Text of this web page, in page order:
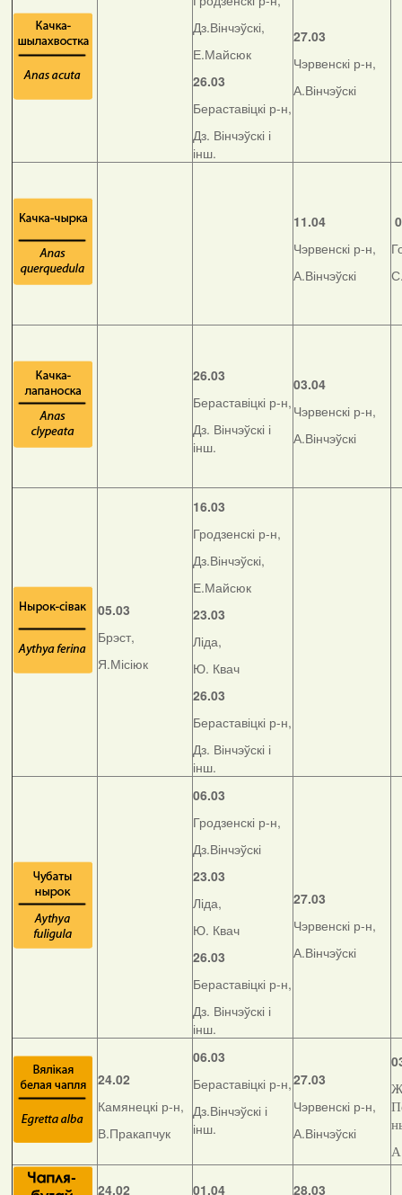
Дз.Вінчэўскі,
Е.Майсюк
26.03
Бераставіцкі р-н,
Дз. Вінчэўскі і
інш.
27.03
Чэрвенскі р-н,
А.Вінчэўскі
11.04
Чэрвенскі р-н,
А.Вінчэўскі
26.03
Бераставіцкі р-н,
Дз. Вінчэўскі і
інш.
03.04
Чэрвенскі р-н,
А.Вінчэўскі
05.03
Брэст,
Я.Місіюк
16.03
Гродзенскі р-н,
Дз.Вінчэўскі,
Е.Майсюк
23.03
Ліда,
Ю. Квач
26.03
Бераставіцкі р-н,
Дз. Вінчэўскі і
інш.
06.03
Гродзенскі р-н,
Дз.Вінчэўскі
23.03
Ліда,
Ю. Квач
26.03
Бераставіцкі р-н,
Дз. Вінчэўскі і
інш.
27.03
Чэрвенскі р-н,
А.Вінчэўскі
24.02
Камянецкі р-н,
В.Пракапчук
06.03
Бераставіцкі р-н,
Дз.Вінчэўскі і
інш.
27.03
Чэрвенскі р-н,
А.Вінчэўскі
24.02
01.04
28.03